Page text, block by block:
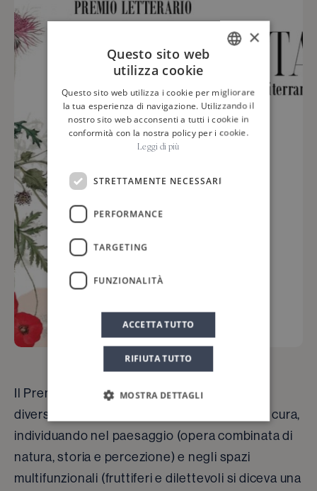
Il Premio Letterario intende ampliare e
diversificare il rapporto tra coltura, cultura e cura,
individuando nel paesaggio (opera combinata di
natura, storia e percezione) e negli spazi
multifunzionali (fruttiferi e dilettevoli si diceva una
ENGLISH
×
Questo sito web
utilizza cookie
Questo sito web utilizza i cookie per migliorare
la tua esperienza di navigazione. Utilizzando il
nostro sito web acconsenti a tutti i cookie in
conformità con la nostra policy per i cookie.
Leggi di più
STRETTAMENTE NECESSARI
PERFORMANCE
TARGETING
FUNZIONALITÀ
ACCETTA TUTTO
RIFIUTA TUTTO
MOSTRA DETTAGLI